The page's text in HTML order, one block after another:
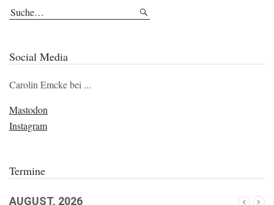
Social Media
Carolin Emcke bei ...
Mastodon
Instagram
Termine
AUGUST, 2026